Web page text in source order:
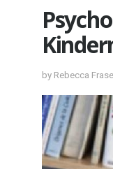
by Rebecca